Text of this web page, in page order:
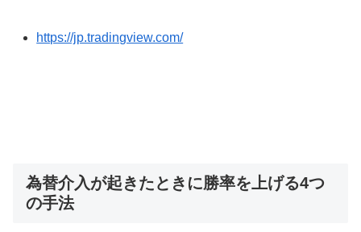
https://jp.tradingview.com/
為替介入が起きたときに勝率を上げる4つ
の手法